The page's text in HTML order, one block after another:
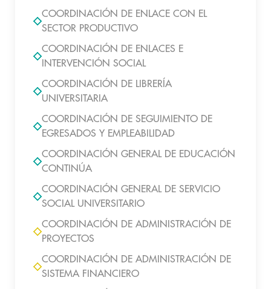
COORDINACIÓN DE ENLACE CON EL
SECTOR PRODUCTIVO
COORDINACIÓN DE ENLACES E
INTERVENCIÓN SOCIAL
COORDINACIÓN DE LIBRERÍA
UNIVERSITARIA
COORDINACIÓN DE SEGUIMIENTO DE
EGRESADOS Y EMPLEABILIDAD
COORDINACIÓN GENERAL DE EDUCACIÓN
CONTINÚA
COORDINACIÓN GENERAL DE SERVICIO
SOCIAL UNIVERSITARIO
COORDINACIÓN DE ADMINISTRACIÓN DE
PROYECTOS
COORDINACIÓN DE ADMINISTRACIÓN DE
SISTEMA FINANCIERO